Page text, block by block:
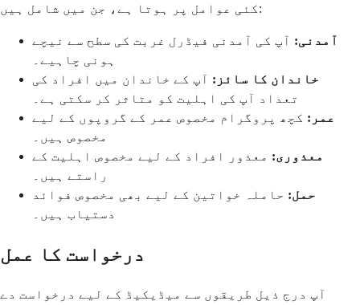
کئی عوامل پر ہوتا ہے، جن میں شامل ہیں:
آمدنی: آپ کی آمدنی فیڈرل غربت کی سطح سے نیچے
ہونی چاہیے۔
خاندان کا سائز: آپ کے خاندان میں افراد کی
تعداد آپ کی اہلیت کو متاثر کر سکتی ہے۔
عمر: کچھ پروگرام مخصوص عمر کے گروپوں کے لیے
مخصوص ہیں۔
معذوری: معذور افراد کے لیے مخصوص اہلیت کے
راستے ہیں۔
حمل: حاملہ خواتین کے لیے بھی مخصوص فوائد
دستیاب ہیں۔
درخواست کا عمل
آپ درج ذیل طریقوں سے میڈیکیڈ کے لیے درخواست دے